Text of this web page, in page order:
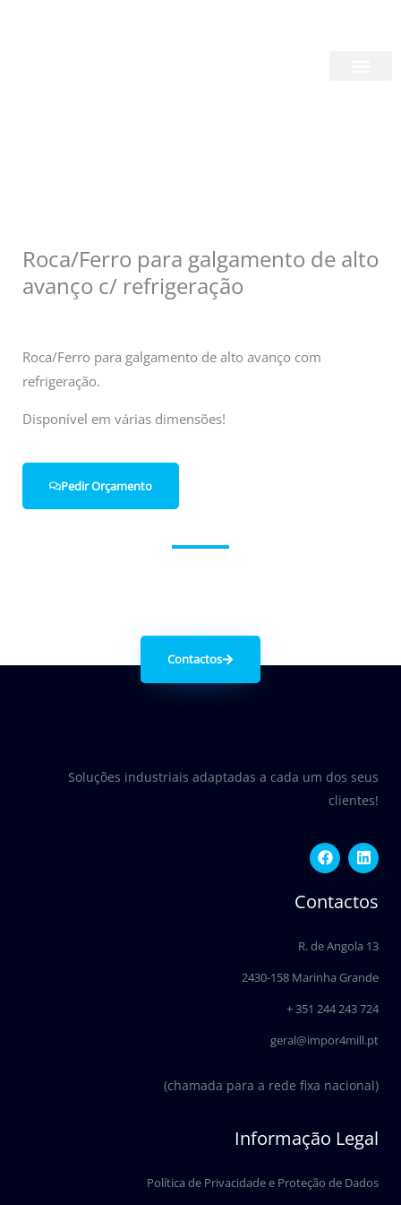
Roca/Ferro para galgamento de alto
avanço c/ refrigeração
Roca/Ferro para galgamento de alto avanço com
refrigeração.
Disponível em várias dimensões!
Pedir Orçamento
Contactos
Soluções industriais adaptadas a cada um dos seus
clientes!
F
a
c
e
b
o
k
L
i
n
k
e
i
n
Contactos
R. de Angola 13
2430-158 Marinha Grande
+ 351 244 243 724
geral@impor4mill.pt
(chamada para a rede fixa nacional)
Informação Legal
Política de Privacidade e Proteção de Dados